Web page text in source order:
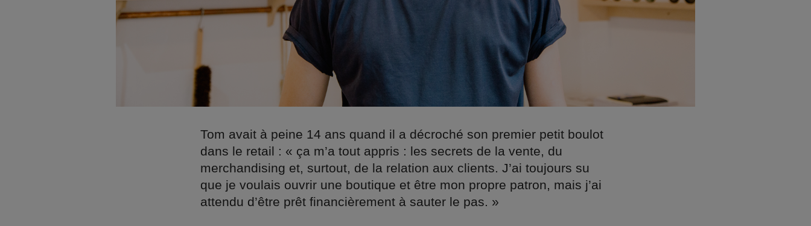
Tom avait à peine 14 ans quand il a décroché son premier petit boulot
dans le retail : « ça m’a tout appris : les secrets de la vente, du
merchandising et, surtout, de la relation aux clients. J’ai toujours su
que je voulais ouvrir une boutique et être mon propre patron, mais j’ai
attendu d’être prêt financièrement à sauter le pas. »